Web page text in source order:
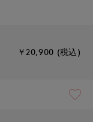
￥20,900 (税込)